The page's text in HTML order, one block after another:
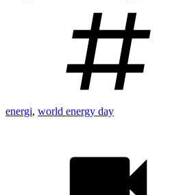
energi, world energy day